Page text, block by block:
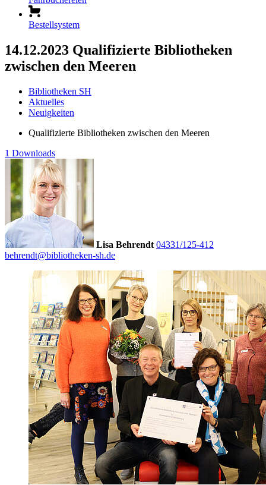
Bestellsystem
14.12.2023 Qualifizierte Bibliotheken
zwischen den Meeren
Bibliotheken SH
Aktuelles
Neuigkeiten
Qualifizierte Bibliotheken zwischen den Meeren
1 Downloads
Lisa Behrendt 04331/125-412
behrendt@bibliotheken-sh.de